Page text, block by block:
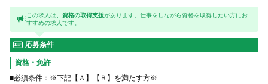
この求人は、資格の取得支援があります。仕事をしながら資格を取得したい方にお
すすめの求人です。
応募条件
資格・免許
■必須条件：※下記【Ａ】【Ｂ】を満たす方※